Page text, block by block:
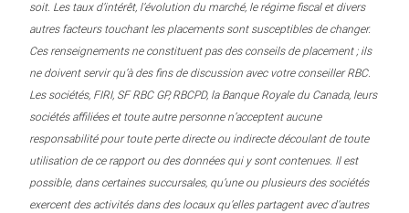
soit. Les taux d’intérêt, l’évolution du marché, le régime fiscal et divers
autres facteurs touchant les placements sont susceptibles de changer.
Ces renseignements ne constituent pas des conseils de placement ; ils
ne doivent servir qu’à des fins de discussion avec votre conseiller RBC.
Les sociétés, FIRI, SF RBC GP, RBCPD, la Banque Royale du Canada, leurs
sociétés affiliées et toute autre personne n’acceptent aucune
responsabilité pour toute perte directe ou indirecte découlant de toute
utilisation de ce rapport ou des données qui y sont contenues. Il est
possible, dans certaines succursales, qu’une ou plusieurs des sociétés
exercent des activités dans des locaux qu’elles partagent avec d’autres